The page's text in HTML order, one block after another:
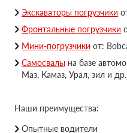
Экскаваторы погрузчики
Фронтальные погрузчики
Мини-погрузчики от:
Самосвалы на базе
Маз, Камаз, Урал, зил и др.
Наши преимущества:
Опытные водители